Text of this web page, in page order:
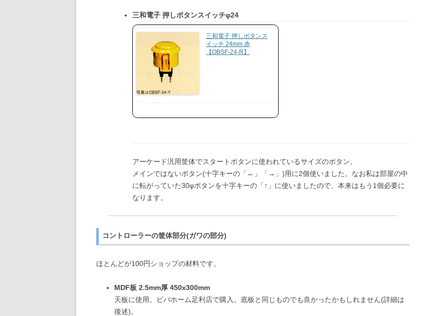
三和電子 押しボタンスイッチφ24
三和電子 押しボタンス
イッチ 24mm 赤
【OBSF-24-R】
アーケード汎用筐体でスタートボタンに使われているサイズのボタン。
メインではないボタン(十字キーの「←」「→」)用に2個使いました。なお私は部屋の中
に転がっていた30φボタンを十字キーの「↑」に使いましたので、本来はもう1個必要に
なります。
コントローラーの筐体部分(ガワの部分)
ほとんどが100円ショップの材料です。
MDF板 2.5mm厚 450x300mm
天板に使用。ビバホーム足利店で購入。底板と同じものでも良かったかもしれません(詳細は
後述)。